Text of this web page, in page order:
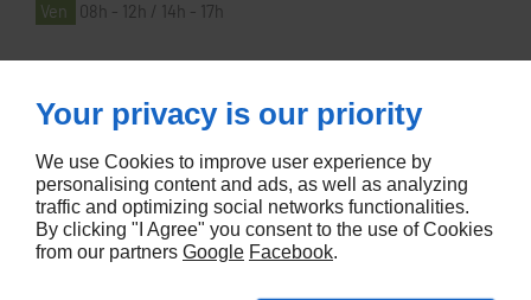
Ven
08h - 12h / 14h - 17h
À PROPOS
Accueil
Contactez-nous
Mentions légales
Plan du site
Your privacy is our priority
We use Cookies to improve user experience by
personalising content and ads, as well as analyzing
traffic and optimizing social networks functionalities.
By clicking "I Agree" you consent to the use of Cookies
from our partners Google Facebook.